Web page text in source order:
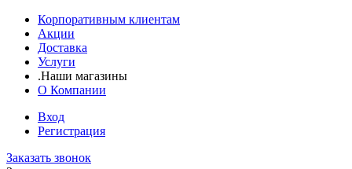
Корпоративным клиентам
Акции
Доставка
Услуги
.Наши магазины
О Компании
Вход
Регистрация
Заказать звонок